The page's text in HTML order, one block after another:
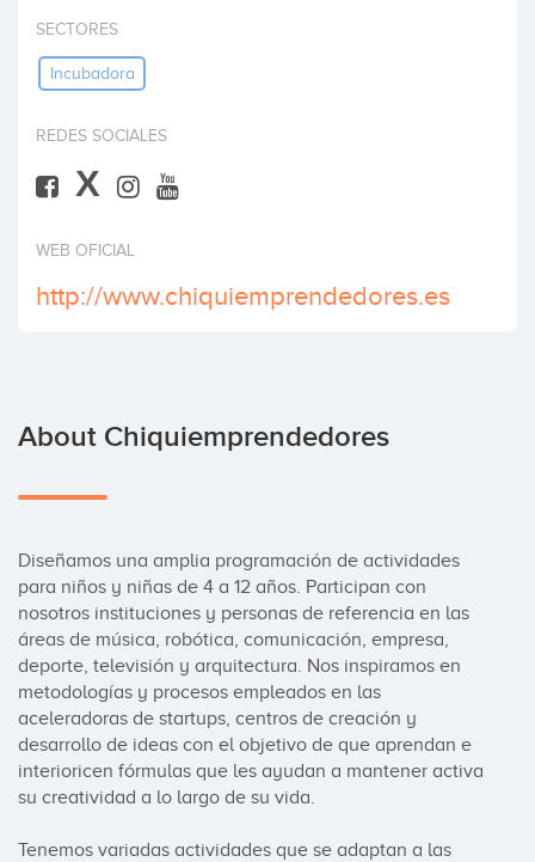
Invest
SECTORES
Incubadora
REDES SOCIALES
X
WEB OFICIAL
http://www.chiquiemprendedores.es
About Chiquiemprendedores
Diseñamos una amplia programación de actividades
para niños y niñas de 4 a 12 años. Participan con
nosotros instituciones y personas de referencia en las
áreas de música, robótica, comunicación, empresa,
deporte, televisión y arquitectura. Nos inspiramos en
metodologías y procesos empleados en las
aceleradoras de startups, centros de creación y
desarrollo de ideas con el objetivo de que aprendan e
interioricen fórmulas que les ayudan a mantener activa
su creatividad a lo largo de su vida.
Tenemos variadas actividades que se adaptan a las